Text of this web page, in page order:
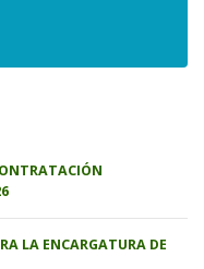
LA ENCARGATURA DE